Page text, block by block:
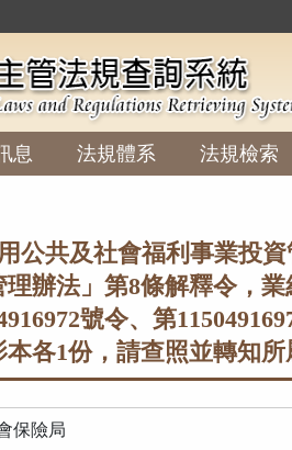
息 法規體系 法規檢索
公共及社會福利事業投
辦法」第8條解釋令，
號令、第
各1份，請查照並轉知所
保險局